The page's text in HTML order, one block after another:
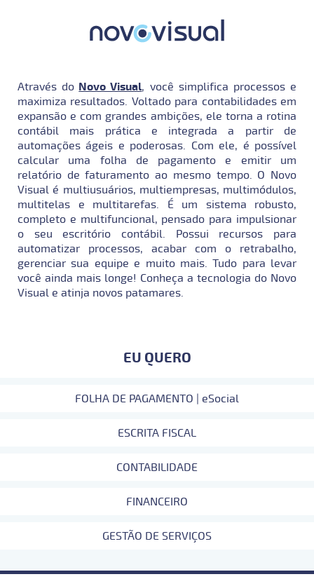
Através do Novo Visual, você simplifica processos e
maximiza resultados. Voltado para contabilidades em
expansão e com grandes ambições, ele torna a rotina
contábil mais prática e integrada a partir de
automações ágeis e poderosas. Com ele, é possível
calcular uma folha de pagamento e emitir um
relatório de faturamento ao mesmo tempo. O Novo
Visual é multiusuários, multiempresas, multimódulos,
multitelas e multitarefas. É um sistema robusto,
completo e multifuncional, pensado para impulsionar
o seu escritório contábil. Possui recursos para
automatizar processos, acabar com o retrabalho,
gerenciar sua equipe e muito mais. Tudo para levar
você ainda mais longe! Conheça a tecnologia do Novo
Visual e atinja novos patamares.
EU QUERO
FOLHA DE PAGAMENTO | eSocial
ESCRITA FISCAL
CONTABILIDADE
FINANCEIRO
GESTÃO DE SERVIÇOS